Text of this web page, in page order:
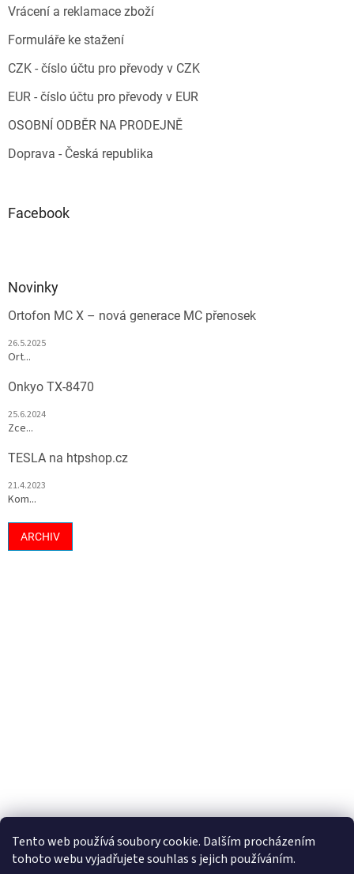
Tento web používá soubory cookie. Dalším procházením
tohoto webu vyjadřujete souhlas s jejich používáním.
Vrácení a reklamace zboží
Formuláře ke stažení
CZK - číslo účtu pro převody v CZK
EUR - číslo účtu pro převody v EUR
OSOBNÍ ODBĚR NA PRODEJNĚ
Doprava - Česká republika
Facebook
Novinky
Ortofon MC X – nová generace MC přenosek
26.5.2025
Ort...
Onkyo TX-8470
25.6.2024
Zce...
TESLA na htpshop.cz
21.4.2023
Kom...
ARCHIV